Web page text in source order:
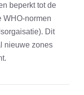
beperkt tot de
WHO-normen
Dit
nieuwe zones